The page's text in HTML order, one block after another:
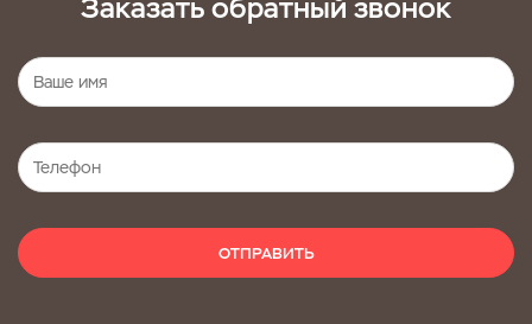
Заказать обратный звонок
ОТПРАВИТЬ